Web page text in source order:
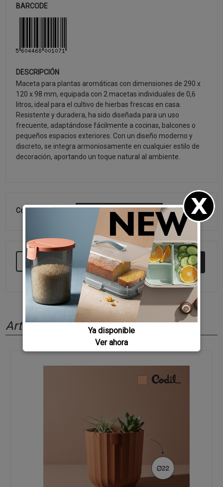
BARCODE
DESCRIPCIÓN
Maceta para plantas aromáticas con dimensiones de 290 x
120 x 98 mm, equipada con 2 macetas individuales de 0,6
litros, ideal para el cultivo de hierbas frescas en casa.
Resistente y duradera, ha sido diseñada para un uso
frecuente, adaptándose fácilmente a cocinas, balcones o
pequeños espacios exteriores. Con un diseño moderno y
discreto, se integra armoniosamente en cualquier estilo de
decoración, aportando un toque natural al ambiente.
Colección: ÚLTIMOS LANZAMIENTOS
SEGUIR COMPRANDO
Artículos relacionados
Ya disponible
Ver ahora